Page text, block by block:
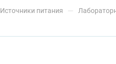
Источники питания —